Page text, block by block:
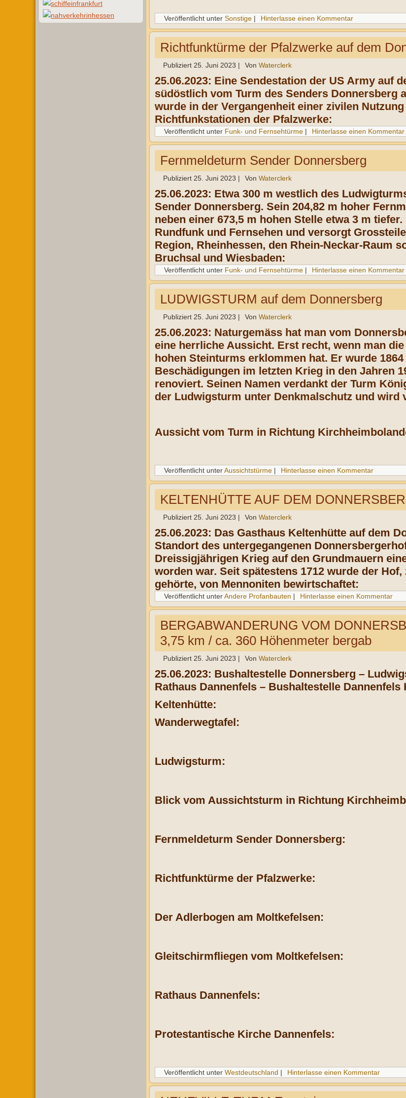
Veröffentlicht unter Sonstige | Hinterlasse einen Kommentar
Richtfunktürme der Pfalzwerke auf dem
Publiziert 25. Juni 2023 | Von Waterclerk
25.06.2023: Eine Sendestation der US Army auf
südöstlich vom Turm des Senders Donnersberg
wurde in der Vergangenheit einer zivilen
Richtfunk­stationen der Pfalzwerke:
Veröffentlicht unter Funk- und Fernsehtürme | Hinterlasse einen Kommentar
Fernmeldeturm Sender Donnersberg
Publiziert 25. Juni 2023 | Von Waterclerk
25.06.2023: Etwa 300 m westlich des
Sender Donnersberg. Sein 204,82 m hoher
neben einer 673,5 m hohen Stelle etwa 3 m
Rundfunk und Fernsehen und versorgt
Region, Rheinhessen, den Rhein-Neckar-Raum
Bruchsal und Wiesbaden:
Veröffentlicht unter Funk- und Fernsehtürme | Hinterlasse einen Kommentar
LUDWIGSTURM auf dem Donnersberg
Publiziert 25. Juni 2023 | Von Waterclerk
25.06.2023: Naturgemäss hat man vom
eine herrliche Aussicht. Erst recht, wenn man
hohen Steinturms erklommen hat. Er wurde
Beschädigungen im letzten Krieg in den Jahren
renoviert. Seinen Namen verdankt der Turm
der Ludwigsturm unter Denkmalschutz und wird
Aussicht vom Turm in Richtung
Veröffentlicht unterAussichtstürme | Hinterlasse einen Kommentar
KELTENHÜTTE AUF DEM
Publiziert 25. Juni 2023 | Von Waterclerk
25.06.2023: Das Gasthaus Keltenhütte auf dem
Standort des untergegangenen
Dreissigjährigen Krieg auf den Grundmauern
worden war. Seit spätestens 1712 wurde der
gehörte, von Mennoniten bewirtschaftet:
Veröffentlicht unterAndere Profanbauten | Hinterlasse einen Kommentar
BERGABWANDERUNG VOM
3,75 km / ca. 360 Höhenmeter bergab
Publiziert 25. Juni 2023 | Von Waterclerk
25.06.2023: Bushaltestelle Donnersberg –
Rathaus Dannenfels – Bushaltestelle
Keltenhütte:
Wanderwegtafel:
Ludwigsturm:
Blick vom Aussichtsturm in Richtung
Fernmeldeturm Sender Donnersberg:
Richtfunktürme der Pfalzwerke:
Der Adlerbogen am Moltkefelsen:
Gleitschirmfliegen vom Moltkefelsen:
Rathaus Dannenfels:
Protestantische Kirche Dannenfels:
Veröffentlicht unter Westdeutschland | Hinterlasse einen Kommentar